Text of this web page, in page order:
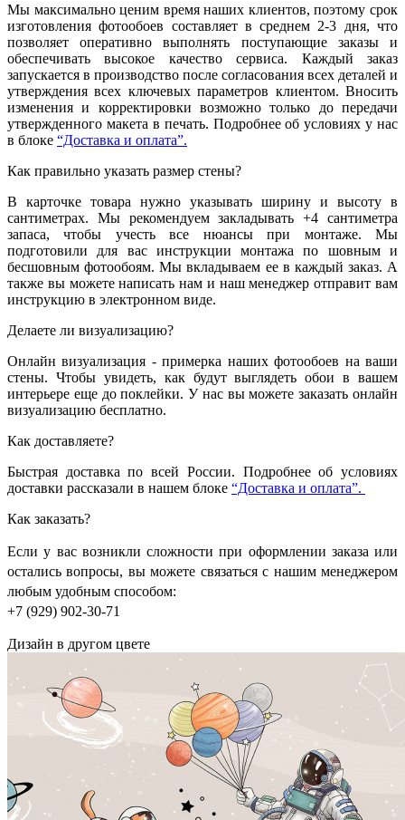
Мы максимально ценим время наших клиентов, поэтому срок
изготовления фотообоев составляет в среднем 2-3 дня, что
позволяет оперативно выполнять поступающие заказы и
обеспечивать высокое качество сервиса. Каждый заказ
запускается в производство после согласования всех деталей и
утверждения всех ключевых параметров клиентом. Вносить
изменения и корректировки возможно только до передачи
утвержденного макета в печать. Подробнее об условиях у нас
в блоке “Доставка и оплата”.
Как правильно указать размер стены?
В карточке товара нужно указывать ширину и высоту в
сантиметрах. Мы рекомендуем закладывать +4 сантиметра
запаса, чтобы учесть все нюансы при монтаже. Мы
подготовили для вас инструкции монтажа по шовным и
бесшовным фотообоям. Мы вкладываем ее в каждый заказ. А
также вы можете написать нам и наш менеджер отправит вам
инструкцию в электронном виде.
Делаете ли визуализацию?
Онлайн визуализация - примерка наших фотообоев на ваши
стены. Чтобы увидеть, как будут выглядеть обои в вашем
интерьере еще до поклейки. У нас вы можете заказать онлайн
визуализацию бесплатно.
Как доставляете?
Быстрая доставка по всей России. Подробнее об условиях
доставки рассказали в нашем блоке “Доставка и оплата”.
Как заказать?
Если у вас возникли сложности при оформлении заказа или
остались вопросы, вы можете связаться с нашим менеджером
любым удобным способом:
+7 (929) 902-30-71
Дизайн в другом цвете